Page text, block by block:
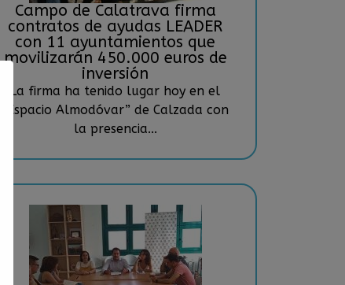
Campo de Calatrava firma
contratos de ayudas LEADER
con 11 ayuntamientos que
movilizarán 450.000 euros de
inversión
La firma ha tenido lugar hoy en el
“Espacio Almodóvar” de Calzada con
la presencia...